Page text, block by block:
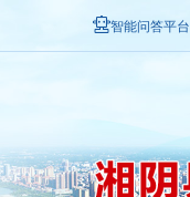
智能问答平台